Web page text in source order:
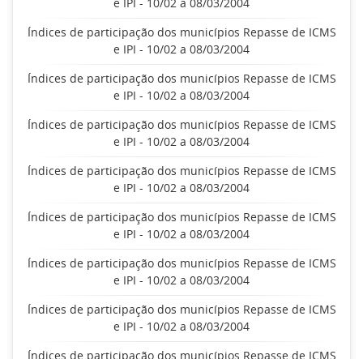
Índices de participação dos municípios Repasse de ICMS
e IPI - 10/02 a 08/03/2004
Índices de participação dos municípios Repasse de ICMS
e IPI - 10/02 a 08/03/2004
Índices de participação dos municípios Repasse de ICMS
e IPI - 10/02 a 08/03/2004
Índices de participação dos municípios Repasse de ICMS
e IPI - 10/02 a 08/03/2004
Índices de participação dos municípios Repasse de ICMS
e IPI - 10/02 a 08/03/2004
Índices de participação dos municípios Repasse de ICMS
e IPI - 10/02 a 08/03/2004
Índices de participação dos municípios Repasse de ICMS
e IPI - 10/02 a 08/03/2004
Índices de participação dos municípios Repasse de ICMS